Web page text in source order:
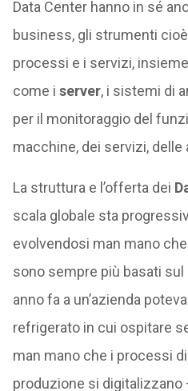
Data Center hanno in sé
business, gli strumenti
processi e i servizi,
come i server, i sistemi di
per il monitoraggio del
macchine, dei servizi,
La struttura e l’offerta dei
scala globale sta
evolvendosi man mano
sono sempre più basati
anno fa a un’azienda
refrigerato in cui ospitare
man mano che i processi
produzione si digitalizzano